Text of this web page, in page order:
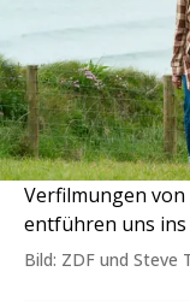
Verfilmungen von
entführen uns ins
Bild: ZDF und Steve